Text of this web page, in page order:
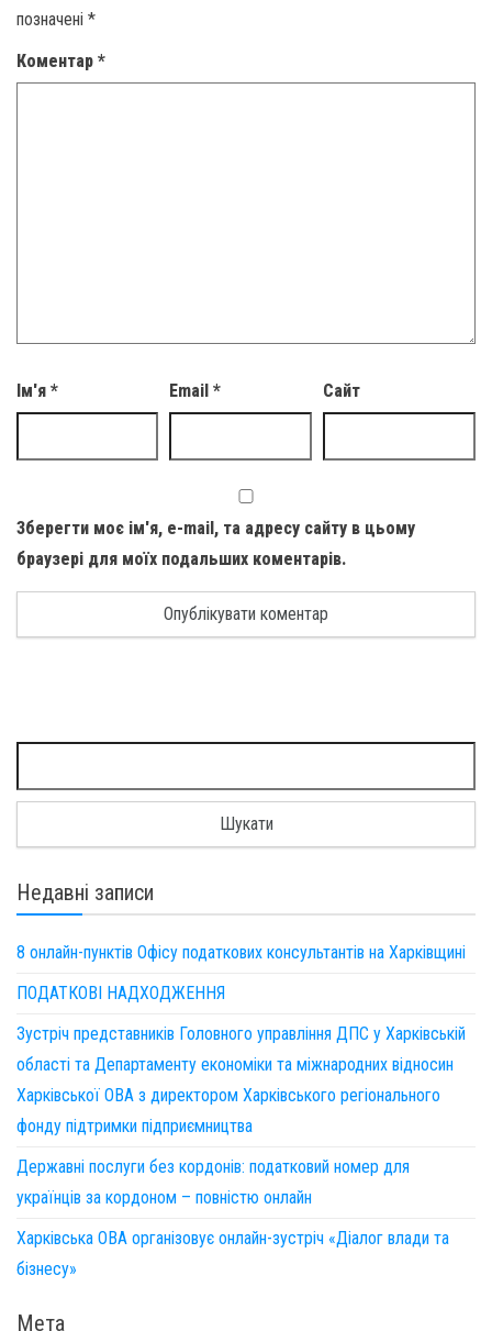
позначені *
Коментар *
Ім'я * Email* Сайт
Зберегти моє ім'я, e-mail, та адресу сайту в цьому
браузері для моїх подальших коментарів.
Недавні записи
8 онлайн-пунктів Офісу податкових консультантів на Харківщині
ПОДАТКОВІ НАДХОДЖЕННЯ
Зустріч представників Головного управління ДПС у Харківській
області та Департаменту економіки та міжнародних відносин
Харківської ОВА з директором Харківського регіонального
фонду підтримки підприємництва
Державні послуги без кордонів: податковий номер для
українців за кордоном – повністю онлайн
Харківська ОВА організовує онлайн-зустріч «Діалог влади та
бізнесу»
Мета